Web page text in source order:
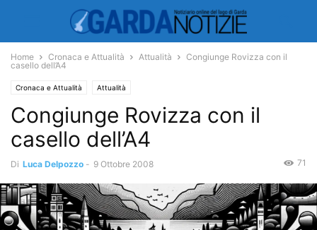
Home Cronaca e Attualità Attualità
Congiunge Rovizza con il
casello dell’A4
Cronaca e Attualità Attualità
Congiunge Rovizza con il
casello dell’A4
Di Luca Delpozzo - 9 Ottobre 2008 71